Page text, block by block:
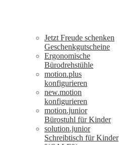
Jetzt Freude schenken
Geschenkgutscheine
Ergonomische
Bürodrehstühle
motion.plus
konfigurieren
new.motion
konfigurieren
motion.junior
Bürostuhl für Kinder
solution.junior
Schreibtisch für Kinder